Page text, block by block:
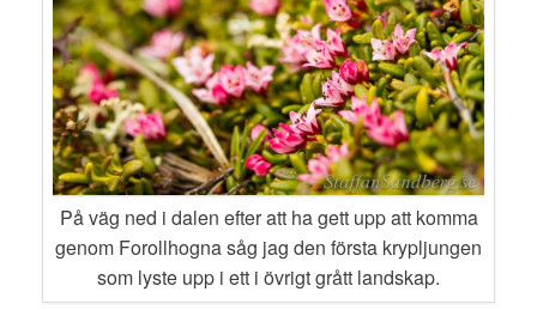
På väg ned i dalen efter att ha gett upp att komma
genom Forollhogna såg jag den första krypljungen
som lyste upp i ett i övrigt grått landskap.